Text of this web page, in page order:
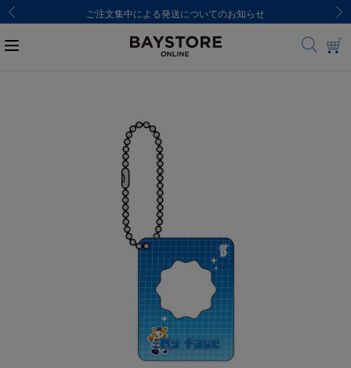
ご注文集中による発送についてのお知らせ